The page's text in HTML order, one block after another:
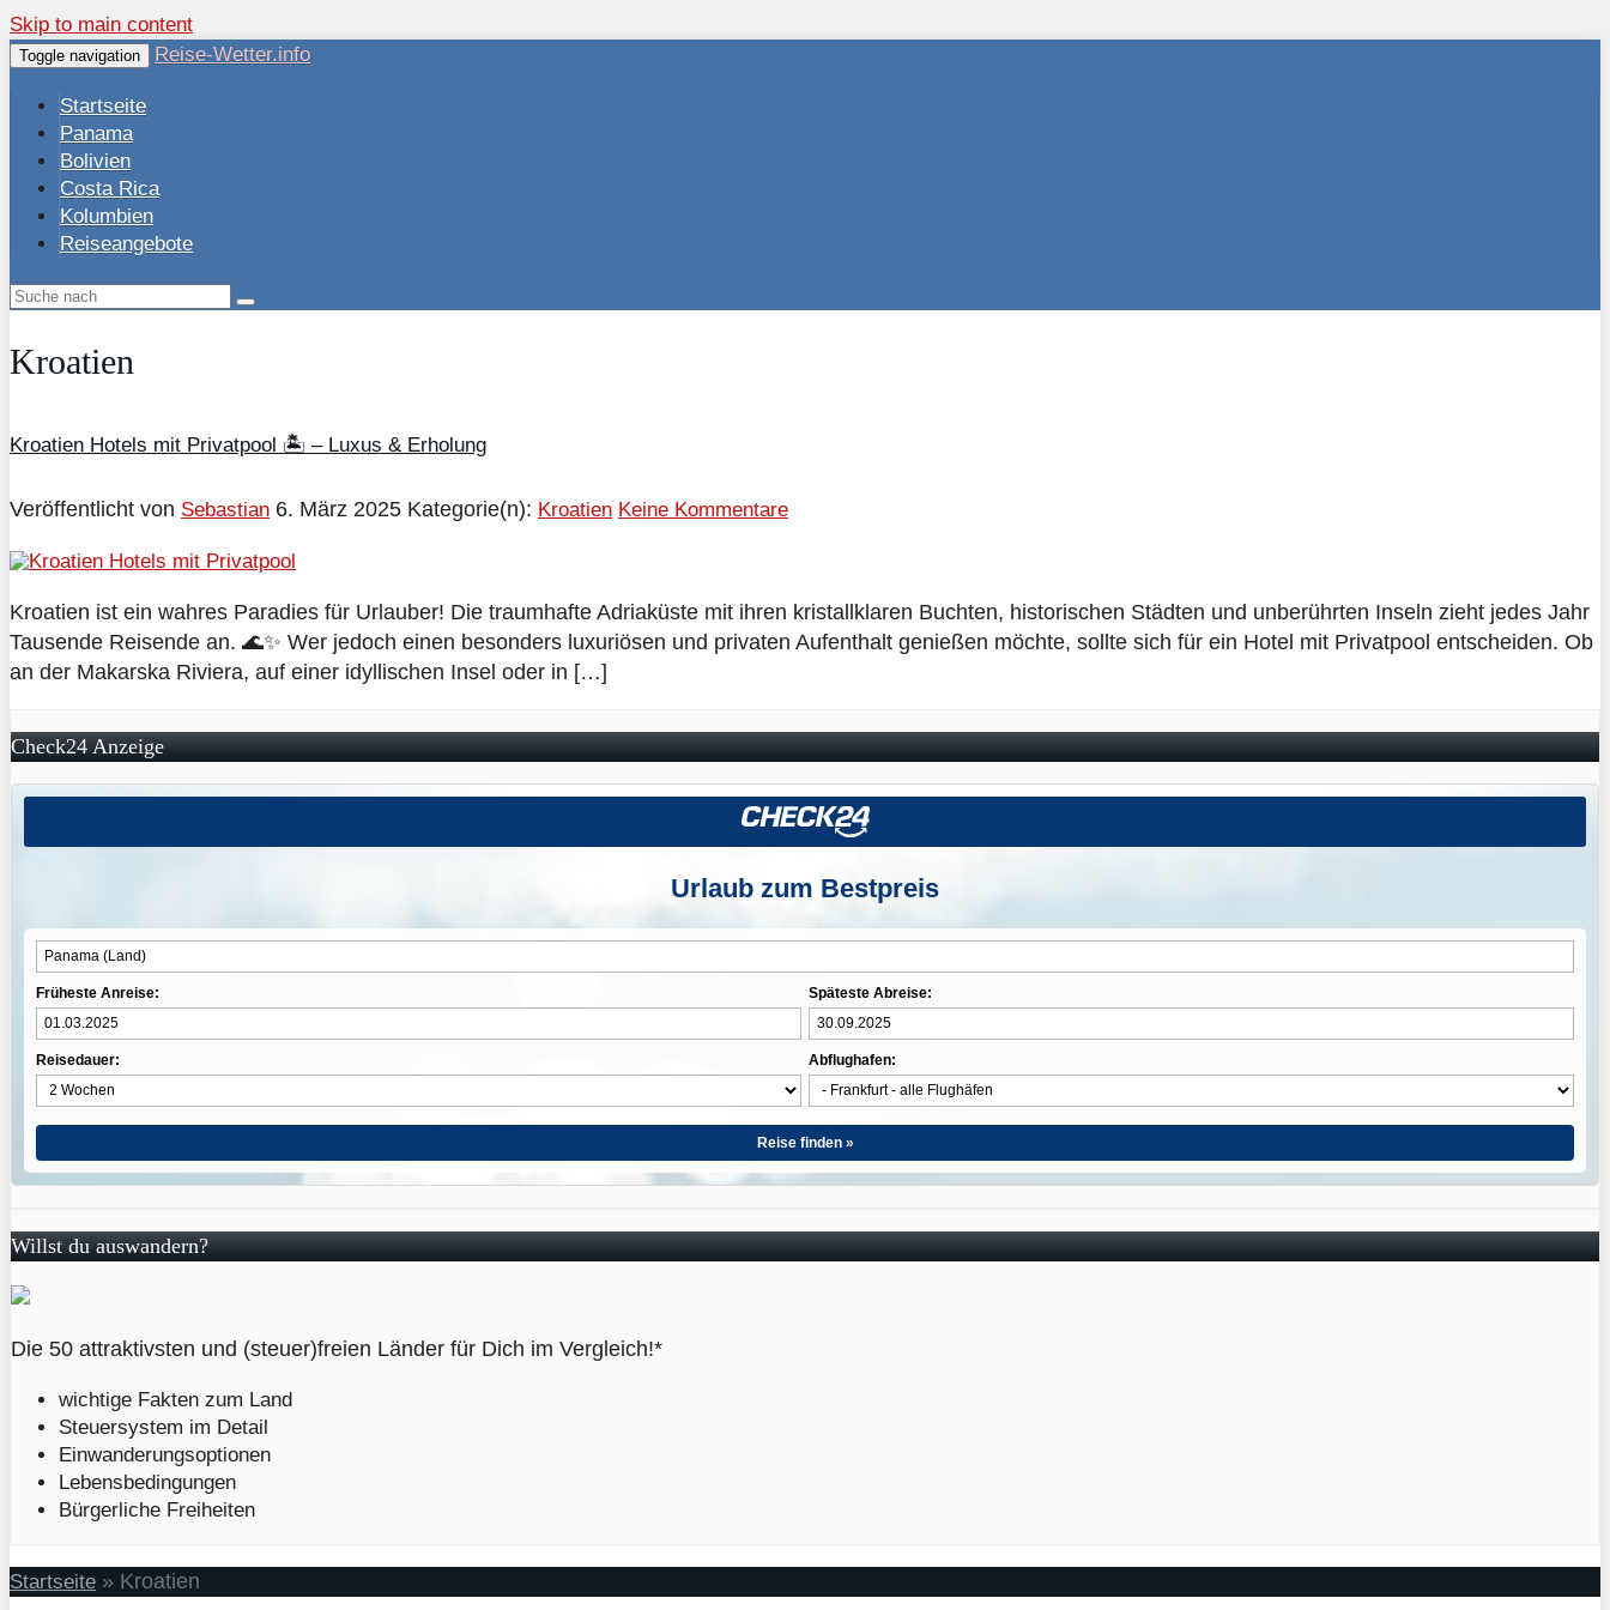
Skip to main content
Toggle navigation Reise-Wetter.info
Startseite
Panama
Bolivien
Costa Rica
Kolumbien
Reiseangebote
Kroatien
Kroatien Hotels mit Privatpool 🏝️ – Luxus & Erholung
Veröffentlicht von Sebastian 6. März 2025 Kategorie(n): Kroatien Keine Kommentare
Kroatien ist ein wahres Paradies für Urlauber! Die traumhafte Adriaküste mit ihren kristallklaren Buchten, historischen Städten und unberührten Inseln zieht jedes Jahr
Tausende Reisende an. 🌊✨ Wer jedoch einen besonders luxuriösen und privaten Aufenthalt genießen möchte, sollte sich für ein Hotel mit Privatpool entscheiden. Ob
an der Makarska Riviera, auf einer idyllischen Insel oder in […]
Check24 Anzeige
Urlaub zum Bestpreis
Früheste Anreise:
Reisedauer:
Späteste Abreise:
Abflughafen:
Reise finden »
Willst du auswandern?
Die 50 attraktivsten und (steuer)freien Länder für Dich im Vergleich!*
wichtige Fakten zum Land
Steuersystem im Detail
Einwanderungsoptionen
Lebensbedingungen
Bürgerliche Freiheiten
Startseite » Kroatien